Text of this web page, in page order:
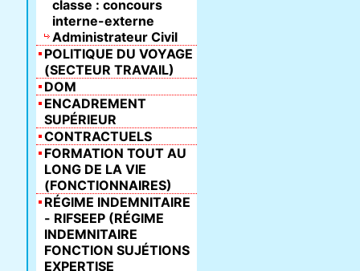
classe : concours
interne-externe
Administrateur Civil
POLITIQUE DU VOYAGE
(SECTEUR TRAVAIL)
DOM
ENCADREMENT
SUPÉRIEUR
CONTRACTUELS
FORMATION TOUT AU
LONG DE LA VIE
(FONCTIONNAIRES)
RÉGIME INDEMNITAIRE
- RIFSEEP (RÉGIME
INDEMNITAIRE
FONCTION SUJÉTIONS
EXPERTISE